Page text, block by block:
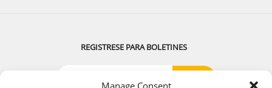
Manage Consent
REGISTRESE PARA BOLETINES